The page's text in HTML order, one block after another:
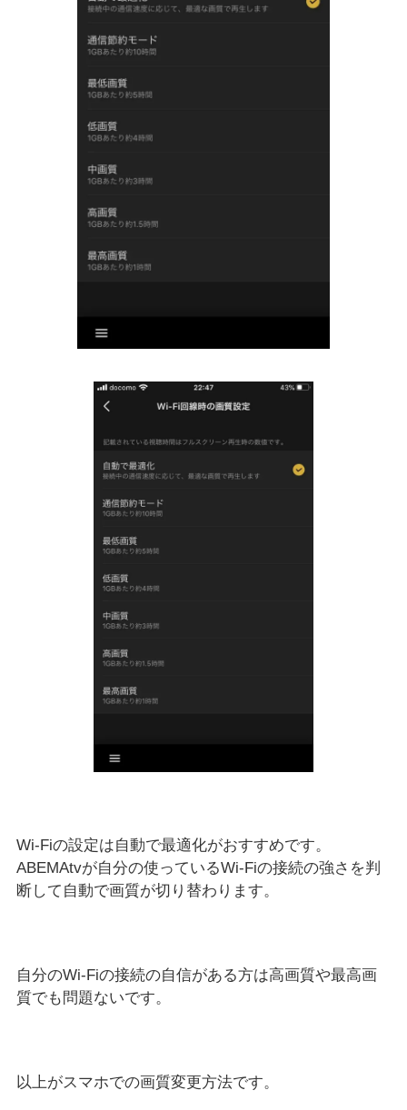
Wi-Fiの設定は自動で最適化がおすすめです。
ABEMAtvが自分の使っているWi-Fiの接続の強さを判
断して自動で画質が切り替わります。
自分のWi-Fiの接続の自信がある方は高画質や最高画
質でも問題ないです。
以上がスマホでの画質変更方法です。